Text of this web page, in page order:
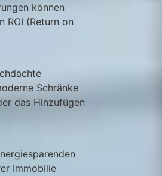
können
ROI (Return on
Schränke
das Hinzufügen
Immobilie